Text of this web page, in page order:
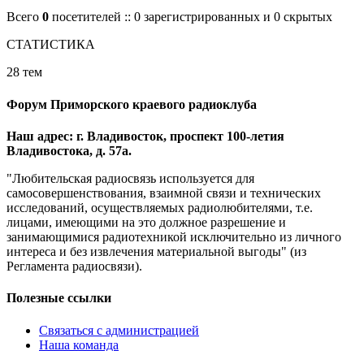
Всего 0 посетителей :: 0 зарегистрированных и 0 скрытых
СТАТИСТИКА
28 тем
Форум Приморского краевого радиоклуба
Наш адрес: г. Владивосток, проспект 100-летия
Владивостока, д. 57а.
"Любительская радиосвязь используется для
самосовершенствования, взаимной связи и технических
исследований, осуществляемых радиолюбителями, т.е.
лицами, имеющими на это должное разрешение и
занимающимися радиотехникой исключительно из личного
интереса и без извлечения материальной выгоды" (из
Регламента радиосвязи).
Полезные ссылки
Связаться с администрацией
Наша команда